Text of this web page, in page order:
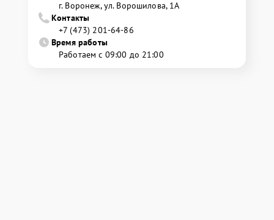
г. Воронеж, ул. Ворошилова, 1А
Контакты
+7 (473) 201-64-86
Время работы
Работаем с 09:00 до 21:00